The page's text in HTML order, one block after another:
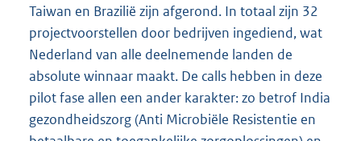
Taiwan en Brazilië zijn afgerond. In totaal zijn 32
projectvoorstellen door bedrijven ingediend, wat
Nederland van alle deelnemende landen de
absolute winnaar maakt. De calls hebben in deze
pilot fase allen een ander karakter: zo betrof India
gezondheidszorg (Anti Microbiële Resistentie en